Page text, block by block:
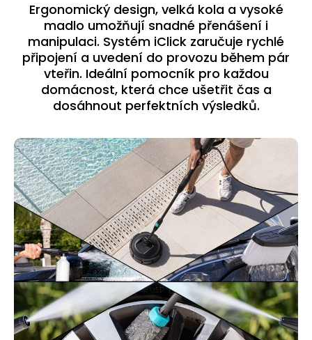
Ergonomický design, velká kola a vysoké
madlo umožňují snadné přenášení i
manipulaci. Systém iClick zaručuje rychlé
připojení a uvedení do provozu během pár
vteřin. Ideální pomocník pro každou
domácnost, která chce ušetřit čas a
dosáhnout perfektních výsledků.